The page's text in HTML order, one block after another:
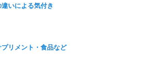
いによる気付き
リメント・食品など